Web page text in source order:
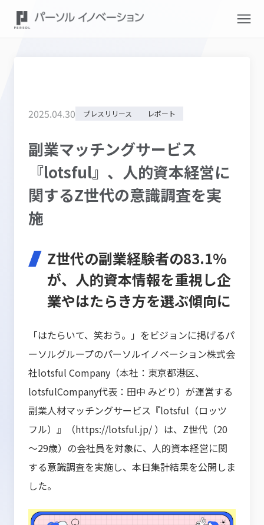
2025.04.30 プレスリリース レポート
副業マッチングサービス
『lotsful』、人的資本経営に
関するZ世代の意識調査を実
施
Z世代の副業経験者の83.1%
が、人的資本情報を重視し企
業やはたらき方を選ぶ傾向に
「はたらいて、笑おう。」をビジョンに掲げるパ
ーソルグループのパーソルイノベーション株式会
社lotsful Company（本社：東京都港区、
lotsfulCompany代表：田中 みどり）が運営する
副業人材マッチングサービス『lotsful（ロッツ
フル）』（https://lotsful.jp/ ）は、Z世代（20
～29歳）の会社員を対象に、人的資本経営に関
する意識調査を実施し、本日集計結果を公開しま
した。